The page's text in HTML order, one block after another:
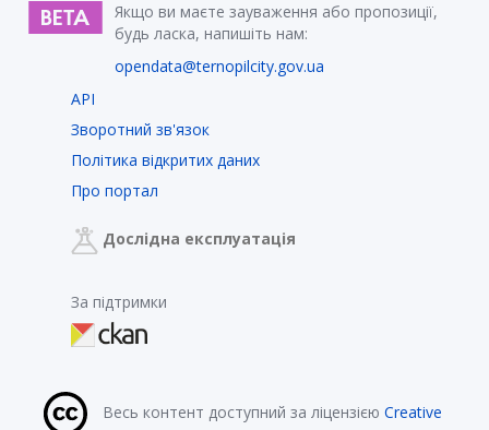
Якщо ви маєте зауваження або пропозиції,
будь ласка, напишіть нам:
opendata@ternopilcity.gov.ua
API
Зворотний зв'язок
Політика відкритих даних
Про портал
Дослідна експлуатація
За підтримки
Весь контент доступний за ліцензією Creative